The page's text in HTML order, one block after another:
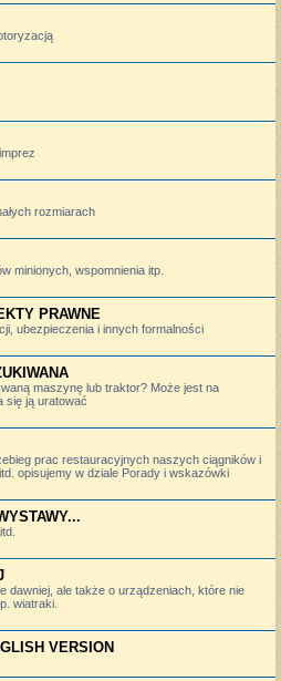
rozmiarach
minionych, wspomnienia itp.
PRAWNE
ubezpieczenia i innych formalności
maszynę lub traktor? Może jest na
się ją uratować
prac restauracyjnych naszych ciągników i
opisujemy w dziale Porady i wskazówki
dawniej, ale także o urządzeniach, które nie
wiatraki.
VERSION